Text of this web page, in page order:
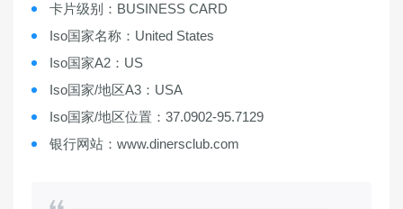
卡片级别：BUSINESS CARD
Iso国家名称：United States
Iso国家A2：US
Iso国家/地区A3：USA
Iso国家/地区位置：37.0902-95.7129
银行网站：www.dinersclub.com